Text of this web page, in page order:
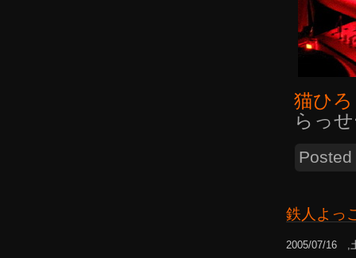
猫ひ
らっ
鉄人よっ
2005/07/16 ,